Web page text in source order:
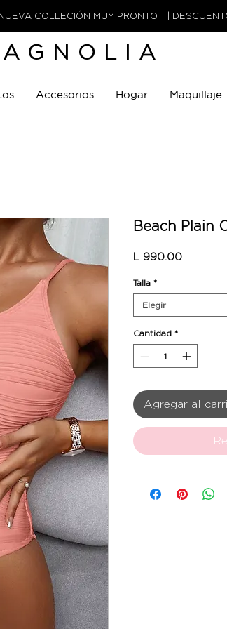
COLLECIÓN MUY PRONTO. |
Accesorios Hogar Maquillaje
Beach Plain
L 990.00Precio
Talla *
Elegir
Cantidad *
Agregar al